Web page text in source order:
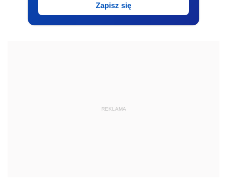
Zapisz się
REKLAMA